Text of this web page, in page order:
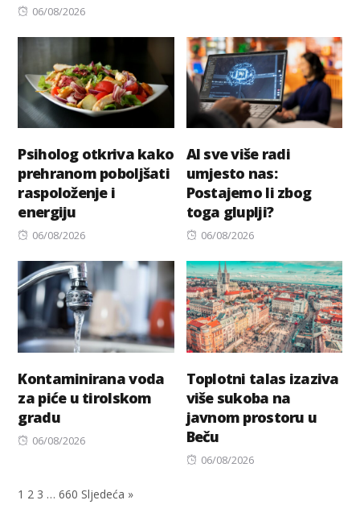
Posted
06/08/2026
Psiholog otkriva kako
prehranom poboljšati
raspoloženje i
energiju
Posted
06/08/2026
AI sve više radi
umjesto nas:
Postajemo li zbog
toga gluplji?
Posted
06/08/2026
Kontaminirana voda
za piće u tirolskom
gradu
Posted
06/08/2026
Toplotni talas izaziva
više sukoba na
javnom prostoru u
Beču
Posted
06/08/2026
1 2 3 … 660 Sljedeća »